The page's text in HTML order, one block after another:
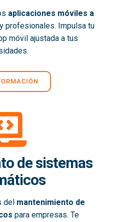
aplicaciones móviles a
profesionales. Impulsa tu
móvil ajustada a tus
de sistemas
del mantenimiento de
para empresas. Te